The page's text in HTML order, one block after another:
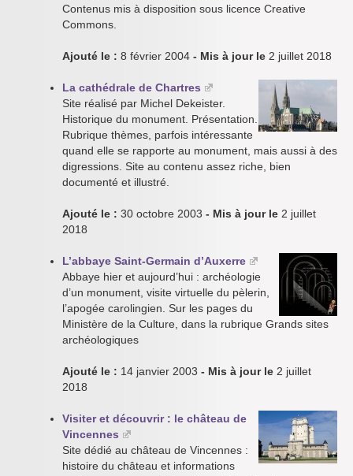
Contenus mis à disposition sous licence Creative
Commons.
Ajouté le : 8 février 2004 - Mis à jour le 2 juillet 2018
La cathédrale de Chartres
Site réalisé par Michel Dekeister.
Historique du monument. Présentation.
Rubrique thèmes, parfois intéressante
quand elle se rapporte au monument, mais aussi à des
digressions. Site au contenu assez riche, bien
documenté et illustré.
Ajouté le : 30 octobre 2003 - Mis à jour le 2 juillet
2018
L’abbaye Saint-Germain d’Auxerre
Abbaye hier et aujourd’hui : archéologie
d’un monument, visite virtuelle du pèlerin,
l’apogée carolingien. Sur les pages du
Ministère de la Culture, dans la rubrique Grands sites
archéologiques
Ajouté le : 14 janvier 2003 - Mis à jour le 2 juillet
2018
Visiter et découvrir : le château de
Vincennes
Site dédié au château de Vincennes :
histoire du château et informations